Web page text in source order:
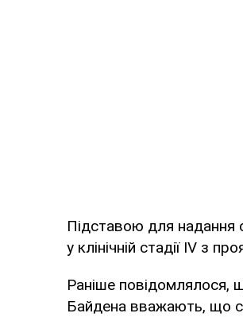
Підставою для надання
у клінічній стадії IV з
Раніше повідомлялося,
Байдена вважають, що